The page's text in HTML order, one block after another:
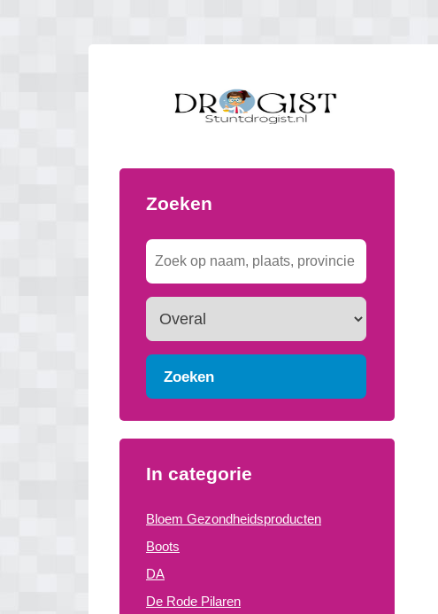
Zoeken
Zoeken
In categorie
Bloem Gezondheidsproducten
Boots
DA
De Rode Pilaren